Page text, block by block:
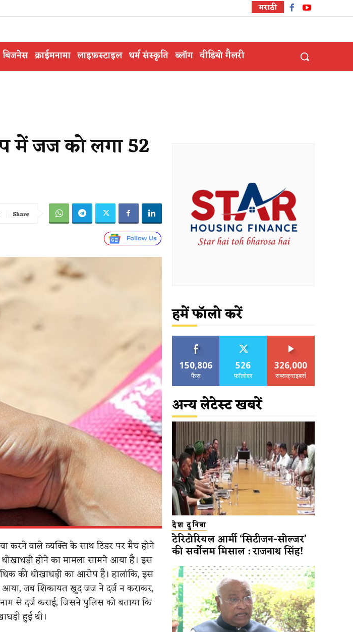
मराठी
बिजनेस क्राईमनामा लाइफ़स्टाइल धर्म संस्कृति ब्लॉग वीडियो गैलरी
में जज को लगा 52
Share
करने वाले व्यक्ति के साथ टिंडर पर मैच होने
होने का मामला सामने आया है। इस
की धोखाधड़ी का आरोप है। हालांकि, इस
जब शिकायत खुद जज ने दर्ज न कराकर,
से दर्ज कराई, जिसने पुलिस को बताया कि
हुई थी।
हमें फॉलो करें
150,806
फैंस
526
फॉलोवर
326,000
सब्सक्राइबर्स
अन्य लेटेस्ट खबरें
देश दुनिया
टेरिटोरियल आर्मी ‘सिटीजन-सोल्जर’
की सर्वोत्तम मिसाल : राजनाथ सिंह!